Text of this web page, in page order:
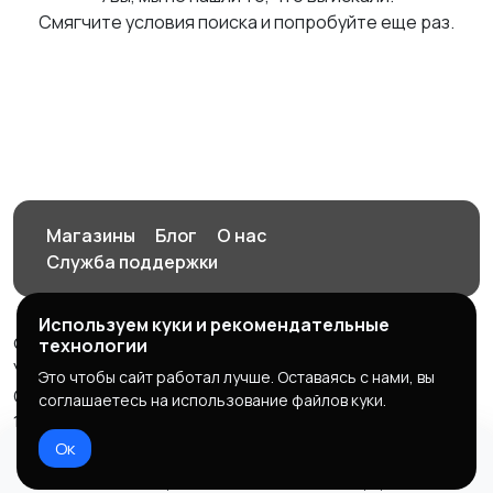
Смягчите условия поиска и попробуйте еще раз.
Магазины Блог
О нас
Служба поддержки
© 2026 Орен-АЙ - Авто | Недвижимость | Работа |
Услуги
Создал Карусов Е.С ООО "ЦПК" ИНН 5609203278 ОГРН
1235600008841
Правила сервиса
Используем куки и рекомендательные
технологии
Это чтобы сайт работал лучше. Оставаясь с нами, вы
соглашаетесь на использование файлов куки.
Ок